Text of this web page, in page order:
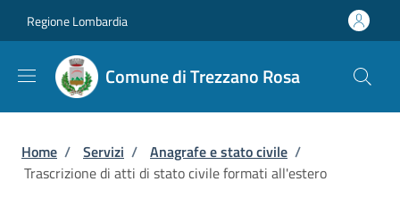
Regione Lombardia
Comune di Trezzano Rosa
Briciole di pane
Home / Servizi / Anagrafe e stato civile /
Trascrizione di atti di stato civile formati all'estero